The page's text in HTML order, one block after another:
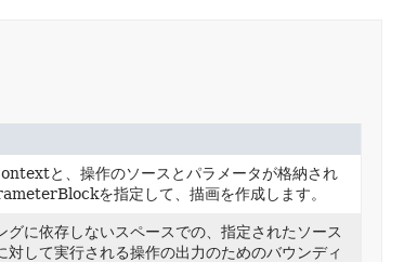
と、操作のソースとパラメータが格納され
を指定して、描画を作成します。
グに依存しないスペースでの、指定されたソース
対して実行される操作の出力のためのバウンディ